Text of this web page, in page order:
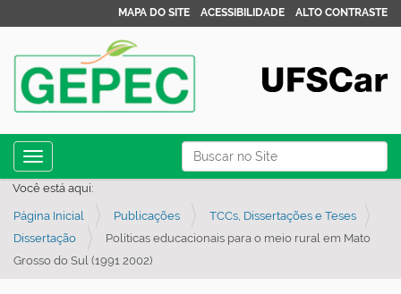
Busca
Busca Avançada…
MAPA DO SITE ACESSIBILIDADE ALTO CONTRASTE
Toggle navigation
Você está aqui:
Página Inicial Publicações
TCCs, Dissertações e Teses
Dissertação
Políticas educacionais para o meio rural em Mato
Grosso do Sul (1991 2002)